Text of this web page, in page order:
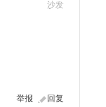
沙发
回复
举报